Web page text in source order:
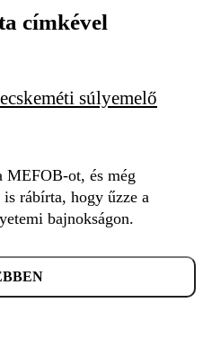
címkével
súlyemelő
MEFOB-ot, és még
rábírta, hogy űzze a
bajnokságon.